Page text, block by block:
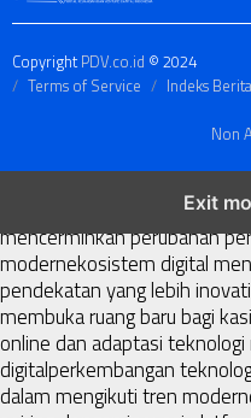
CopyrightPDV.co.id © 2024
Terms of Service
Indeks Berita
Non
Exit
yang terus berkembang
mencerminkan perubahan
modernekosistem digital
pendekatan yang lebih
membuka ruang baru bagi
online dan adaptasi
digitalperkembangan
dalam mengikuti tren modern